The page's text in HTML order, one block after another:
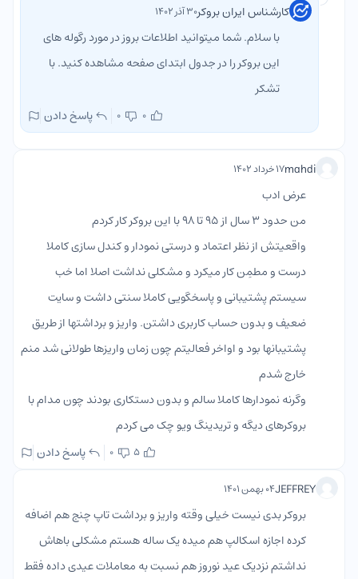
کارشناس ایران بروکر۳۰ آذر ۱۴۰۲
با سلام. شما میتوانید اطلاعات بروز در مورد رگوله های
این بروکر را در جدول ابتدای صفحه مشاهده کنید. با
تشکر
0
0 پاسخ دادن
mahdi۱۷ خرداد ۱۴۰۲
عرض ادب
من حدود 3 سال از 95 تا 98 با این بروکر کار کردم
واقعیتش از نظر اعتماد و درستی نمودار و کندل سازی کاملا
درست و مطمِن کار میکرد و مشکلی نداشت اصلا اما خب
سیستم پشتیبانی و پاسخگویی کاملا سنتی داشت و سایت
ضعیف و بدون حساب کاربری داشتن. واریز و برداشتها از طریق
پشتیبانها بود و اواخر فعالیتم چون زمان واریزها طولانی شد منم
خارج شدم
وگرنه نمودارها کاملا سالم و بدون دستکاری بودند چون مدام با
بروکرهای دیگه و تریدینگ ویو چک می کردم
5
0
پاسخ دادن
JEFFREY۰۴ بهمن ۱۴۰۱
بروکر بدی نیست خیلی وقته واریز و برداشت تاپ چنج هم اضافه
کرده اجازه اسکالپ هم میده یک ساله هستم مشکلی باهاش
نداشتم نزدیک عید نوروز هم نسبت به معاملات عیدی داده فقط